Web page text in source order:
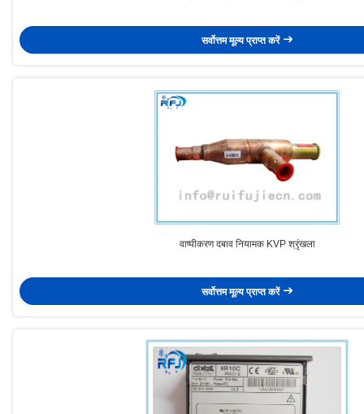
सर्वोत्तम मूल्य प्राप्त करें
वाष्पीकरण दबाव नियामक KVP श्रृंखला
सर्वोत्तम मूल्य प्राप्त करें